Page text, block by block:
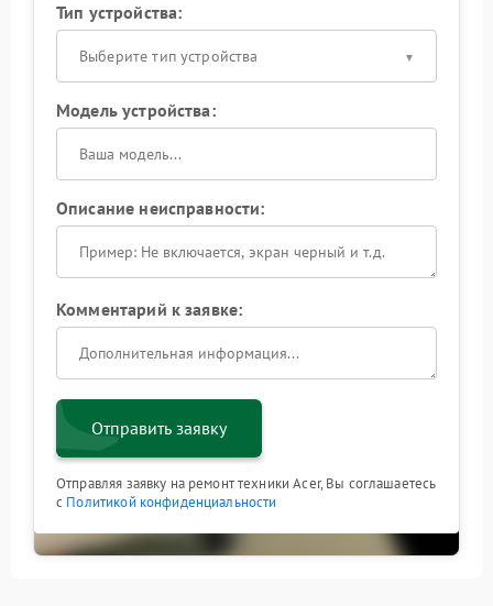
Тип устройства:
Выберите тип устройства
Модель устройства:
Описание неисправности:
Комментарий к заявке:
Отправить заявку
Отправляя заявку на ремонт техники Acer, Вы соглашаетесь
с Политикой конфиденциальности